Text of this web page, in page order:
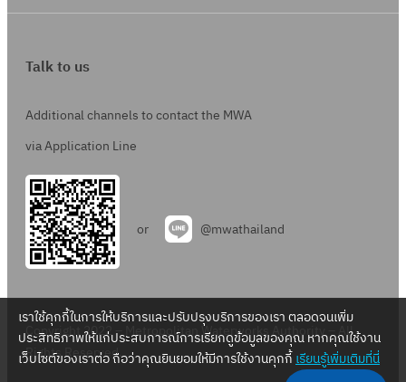
Talk to us
Additional channels to contact the MWA
via Application Line
or @mwathailand
Copyright 2022 – Metropolitan Waterworks Authority – All
Rights Reserved.
เราใช้คุกกี้ในการให้บริการและปรับปรุงบริการของเรา ตลอดจนเพิ่ม
ประสิทธิภาพให้แก่ประสบการณ์การเรียกดูข้อมูลของคุณ หากคุณใช้งาน
เว็บไซต์ของเราต่อ ถือว่าคุณยินยอมให้มีการใช้งานคุกกี้เรียนรู้เพิ่มเติมที่นี่